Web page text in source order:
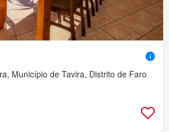
Município de Tavira, Distrito de Faro